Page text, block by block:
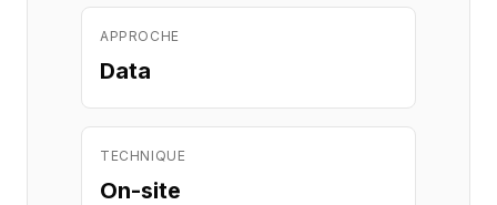
APPROCHE
Data
TECHNIQUE
On-site